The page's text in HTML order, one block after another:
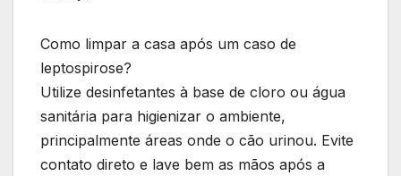
Como limpar a casa após um caso de
leptospirose?
Utilize desinfetantes à base de cloro ou água
sanitária para higienizar o ambiente,
principalmente áreas onde o cão urinou. Evite
contato direto e lave bem as mãos após a